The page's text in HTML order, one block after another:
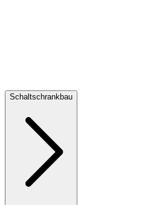
Schaltschrankbau